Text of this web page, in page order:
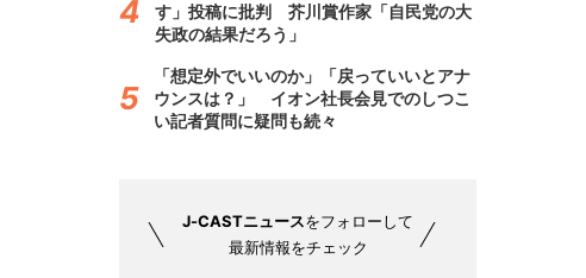
す」投稿に批判 芥川賞作家「自民党の大
失政の結果だろう」
「想定外でいいのか」「戻っていいとアナ
ウンスは？」 イオン社長会見でのしつこ
い記者質問に疑問も続々
J-CASTニュースをフォローして
最新情報をチェック